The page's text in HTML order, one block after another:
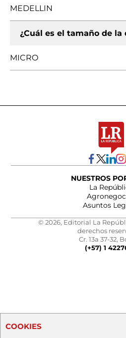
MEDELLIN
¿Cuál es el tamaño de la
MICRO
NUESTROS
La
Asuntos
© 2026, Editorial La
derechos
Cr. 13a 37-32,
(+57) 1
COOKIES